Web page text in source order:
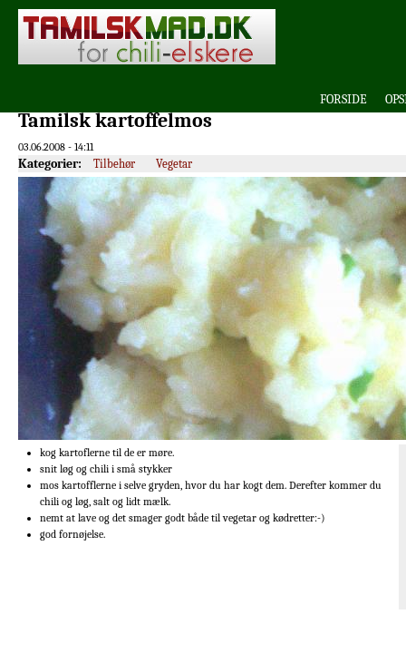
FORSIDE
Tamilsk kartoffelmos
03.06.2008 - 14:11
Kategorier: Tilbehør Vegetar
kog kartoflerne til de er møre.
snit løg og chili i små stykker
mos kartofflerne i selve gryden, hvor du har kogt dem. Derefter kommer du
chili og løg, salt og lidt mælk.
nemt at lave og det smager godt både til vegetar og kødretter:-)
god fornøjelse.